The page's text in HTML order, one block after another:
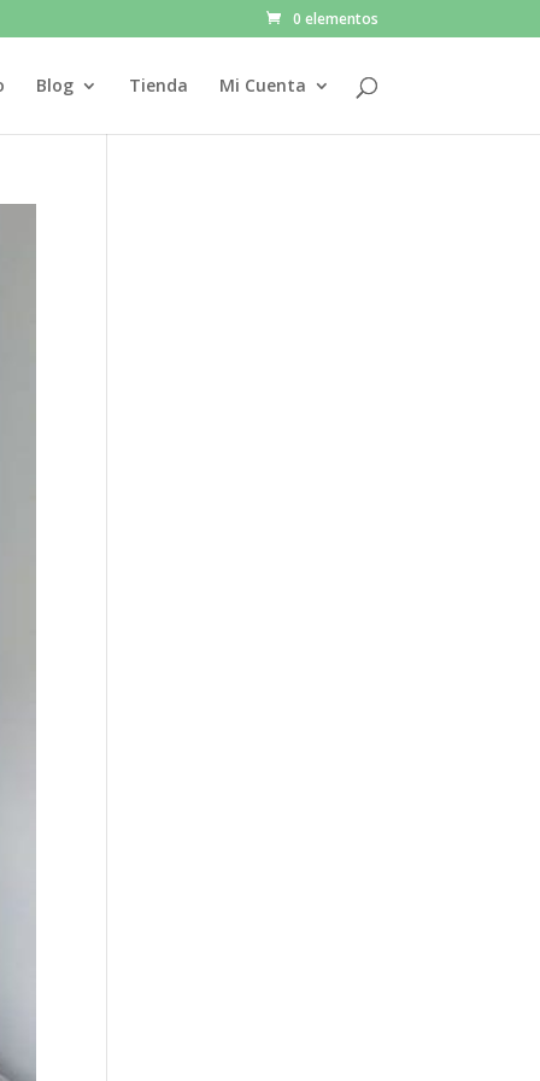
0 elementos
Blog Tienda Mi Cuenta